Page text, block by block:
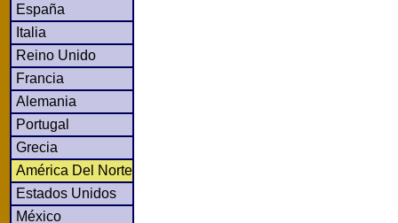
España
Italia
Reino Unido
Francia
Alemania
Portugal
Grecia
América Del Norte
Estados Unidos
México